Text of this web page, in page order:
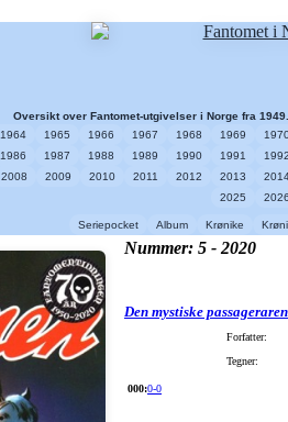
Oversikt over Fantomet-utgivelser i Norge fra
1964 1965 1966 1967 1968 1969
1986 1987 1988 1989 1990 1991 1992
2008 2009 2010 2011 2012 2013
2025
2026
Seriepocket Album Krønike
Nummer: 5 - 2020
Den mystiske passageraren
Forfatter:
Tegner:
000:0-0